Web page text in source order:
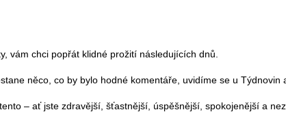
vám chci popřát klidné prožití následujících dnů.
něco, co by bylo hodné komentáře, uvidíme se u Týdnovin
– ať jste zdravější, šťastnější, úspěšnější, spokojenější a